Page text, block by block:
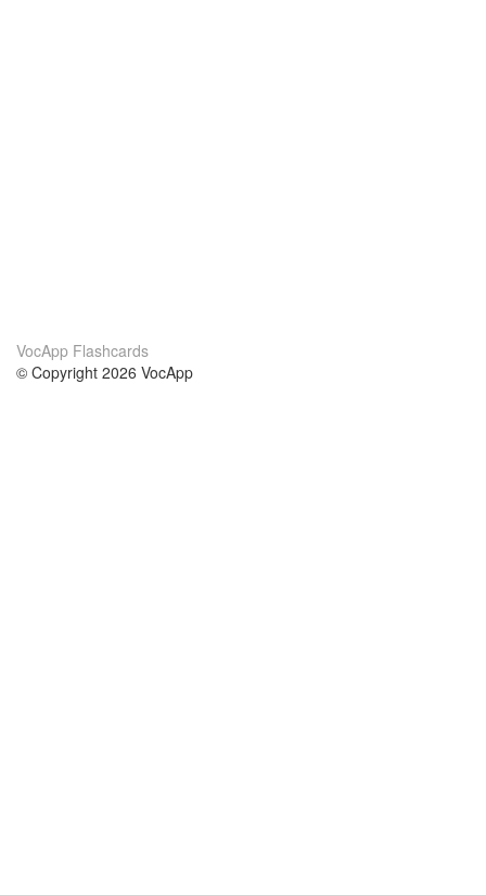
VocApp Flashcards
© Copyright 2026 VocApp